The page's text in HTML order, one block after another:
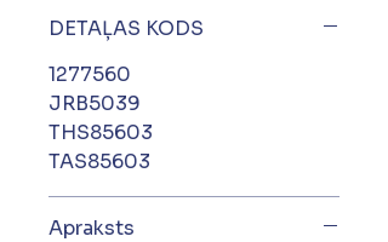
DETAĻAS KODS
1277560
JRB5039
THS85603
TAS85603
Apraksts